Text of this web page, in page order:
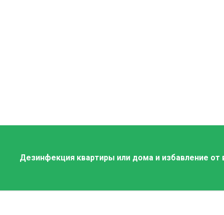
Дезинфекция квартиры или дома и избавление от